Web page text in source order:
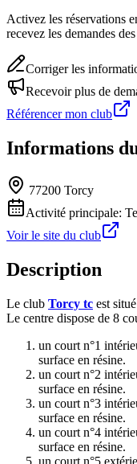
Activez les réservations
recevez les demandes
Corriger les
Recevoir plus de
Référencer mon club
Informations
77200 Torcy
Activité principale:
Voir le site du club
Description
Le club Torcy tc est
Le centre dispose de 8
un court n°1
surface en résine.
un court n°2
surface en résine.
un court n°3
surface en résine.
un court n°4
surface en résine.
un court n°5